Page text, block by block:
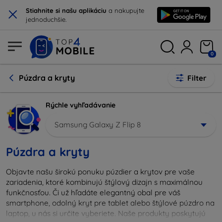
× Stiahnite si našu aplikáciu a nakupujte
jednoduchšie.
0
Púzdra a kryty Filter
Rýchle vyhľadávanie
Samsung Galaxy Z Flip 8
Púzdra a kryty
Objavte našu širokú ponuku púzdier a krytov pre vaše
zariadenia, ktoré kombinujú štýlový dizajn s maximálnou
funkčnosťou. Či už hľadáte elegantný obal pre váš
smartphone, odolný kryt pre tablet alebo štýlové púzdro na
laptop, u nás si určite vyberiete. Naše produkty poskytujú